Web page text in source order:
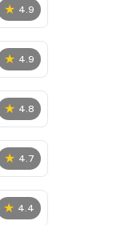
★ 4.9
★ 4.9
★ 4.8
★ 4.7
★ 4.4